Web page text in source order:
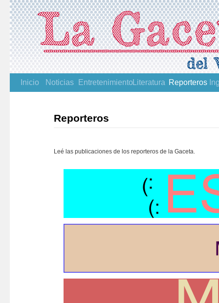
Inicio Noticias Entretenimiento Literatura Reporteros
Reporteros
Leé las publicaciones de los reporteros de la Gaceta.